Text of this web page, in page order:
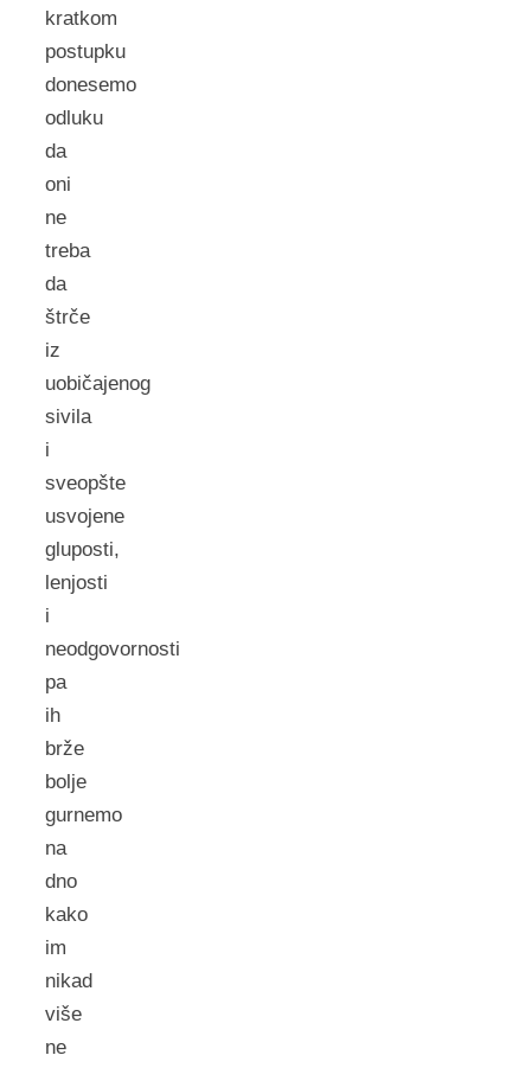
kratkom
postupku
donesemo
odluku
da
oni
ne
treba
da
štrče
iz
uobičajenog
sivila
i
sveopšte
usvojene
gluposti,
lenjosti
i
neodgovornosti
pa
ih
brže
bolje
gurnemo
na
dno
kako
im
nikad
više
ne